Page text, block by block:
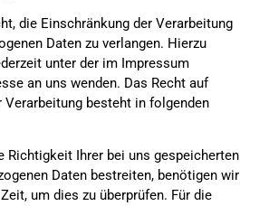
die Einschränkung der Verarbeitung
Daten zu verlangen. Hierzu
unter der im Impressum
an uns wenden. Das Recht auf
Verarbeitung besteht in folgenden
Richtigkeit Ihrer bei uns gespeicherten
Daten bestreiten, benötigen wir
um dies zu überprüfen. Für die